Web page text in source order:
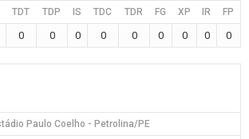
TDT TDP IS TDC TDR FG XP IR FP
0 0 0 0 0 0 0 0 0
Paulo Coelho - Petrolina/PE